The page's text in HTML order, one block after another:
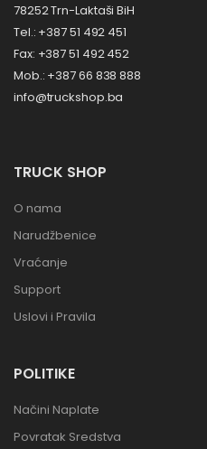
78252 Trn-Laktaši BiH
Tel.: +387 51 492 451
Fax: +387 51 492 452
Mob.: +387 66 838 888
info@truckshop.ba
TRUCK SHOP
O nama
Narudžbenice
Vraćanje
Support
Uslovi i Pravila
POLITIKE
Načini Naplate
Povratak Sredstva